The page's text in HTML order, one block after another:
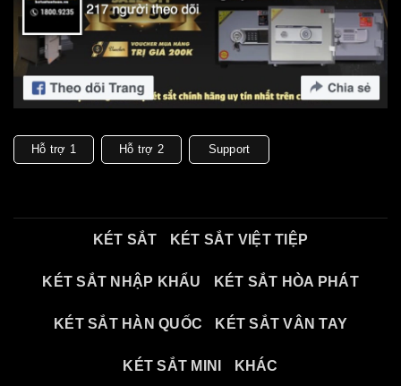
Hỗ trợ 1 Hỗ trợ 2 Support
KÉT SẮT KÉT SẮT VIỆT TIỆP
KÉT SẮT NHẬP KHẨU KÉT SẮT HÒA PHÁT
KÉT SẮT HÀN QUỐC KÉT SẮT VÂN TAY
KÉT SẮT MINI KHÁC